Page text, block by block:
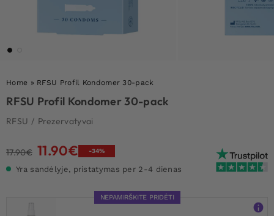
Home » RFSU Profil Kondomer 30-pack
RFSU Profil Kondomer 30-pack
RFSU / Prezervatyvai
17.90€ Original
11.90€Current
11.90€.
-34%
Yra sandėlyje, pristatymas per 2-4 dienas
NEPAMIRŠKITE PRIDĖTI